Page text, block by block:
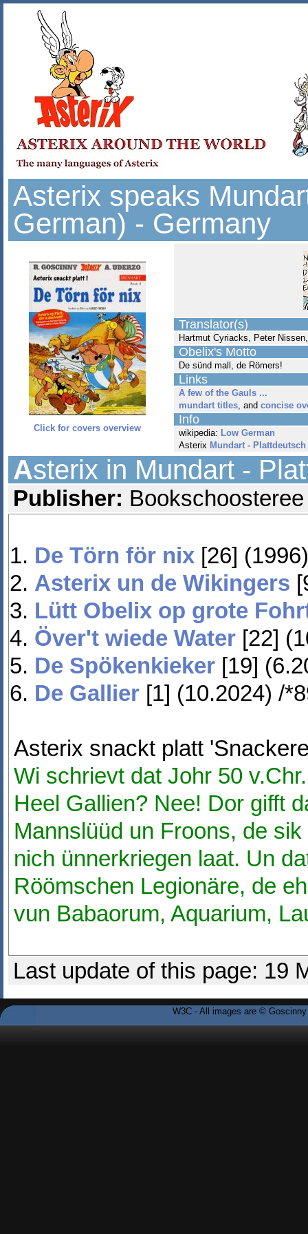
Asterix speaks
German) - Germany
Click for covers overview
Translator(s)
Hartmut Cyriacks, Peter
Obelix's Motto
De sünd mall, de Römers!
Links
A few of the Gauls ...
mundart titles, and concise
Info
wikipedia: Low German
Asterix Mundart - Plattdeutsch
Asterix in Mundart -
Publisher:
De Törn för nix[26]
Asterix un de Wikingers
Lütt Obelix op grote
Över't wiede Water[22]
De Spökenkieker[19]
De Gallier[1] (10.2024) /
Asterix snackt platt
Wi schrievt dat Johr 50
Heel Gallien? Nee! Dor gifft
Mannslüüd un Froons, de
nich ünnerkriegen laat. Un
Röömschen Legionäre, de
vun Babaorum, Aquarium,
Last update of this page: 19
W3C - All images are ©